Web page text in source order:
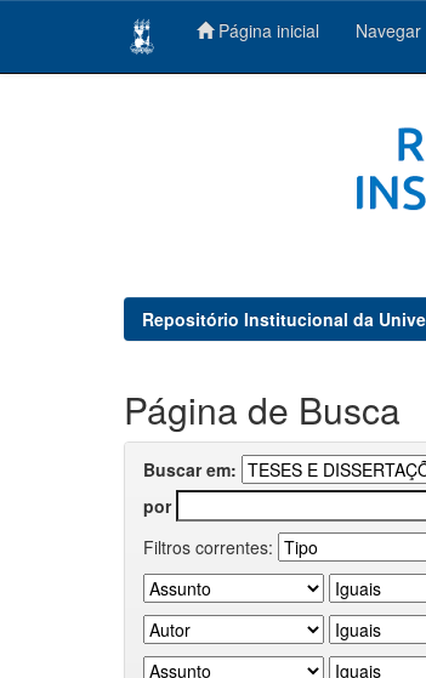
Página inicial Navegar
Repositório Institucional da
Página de Busca
Buscar em:
por
Filtros correntes: